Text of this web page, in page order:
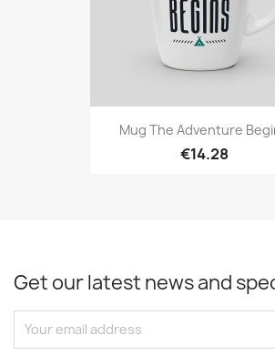
Mug The Adventure
€14.28
Get our latest news and